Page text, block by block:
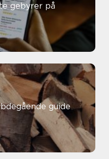
gebyrer på
guide